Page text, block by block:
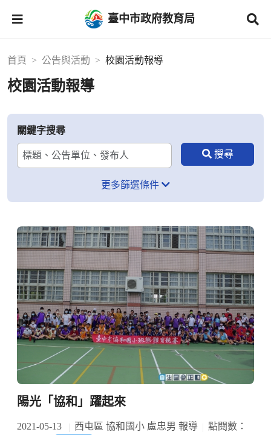
臺中市政府教育局
首頁 公告與活動 校園活動報導
校園活動報導
關鍵字搜尋
更多篩選條件
陽光「協和」躍起來
2021-05-13 西屯區 協和國小 盧忠男 報導
點閱數：